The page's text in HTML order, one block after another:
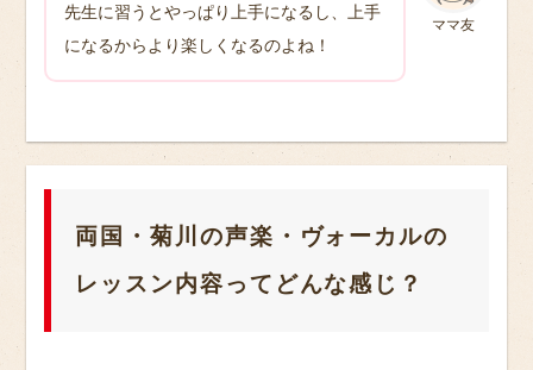
ママ友
先生に習うとやっぱり上手になるし、上手
になるからより楽しくなるのよね！
両国・菊川の声楽・ヴォーカルの
レッスン内容ってどんな感じ？